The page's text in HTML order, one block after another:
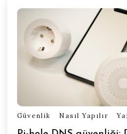
Güvenlik Nasıl Yapılır